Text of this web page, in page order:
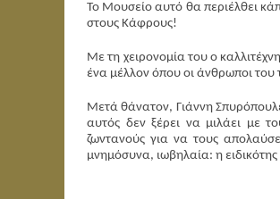
Το Μουσείο αυτό θα περιέλθει
στους Κάφρους!
Με τη χειρονομία του ο
ένα μέλλον όπου οι άνθρωποι
Μετά θάνατον, Γιάννη
αυτός δεν ξέρει να μιλάει με
ζωντανούς για να τους
μνημόσυνα, ιωβηλαία: η